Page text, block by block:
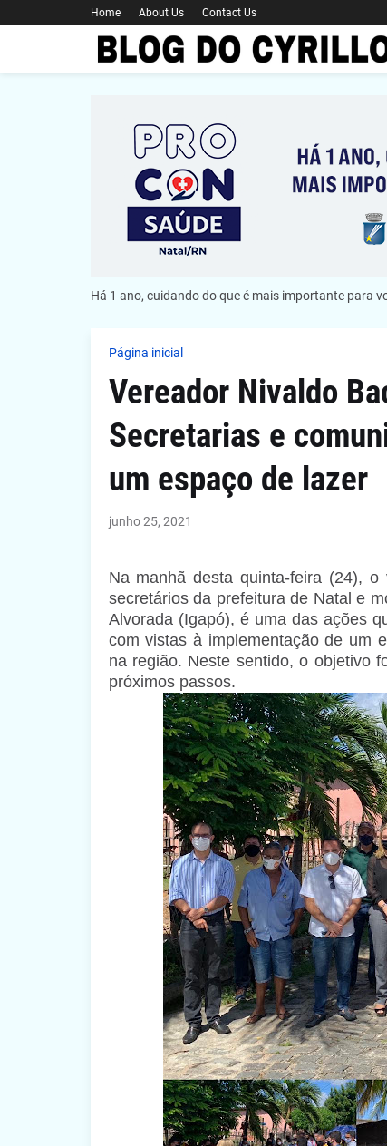
Home About Us Contact Us
Há 1 ano, cuidando do que é mais importante para
Página inicial
Vereador Nivaldo
Secretarias e
um espaço de lazer
junho 25, 2021
Na manhã desta quinta-feira (24),
secretários da prefeitura de Natal e
Alvorada (Igapó), é uma das ações
com vistas à implementação de um
na região. Neste sentido, o objetivo
próximos passos.